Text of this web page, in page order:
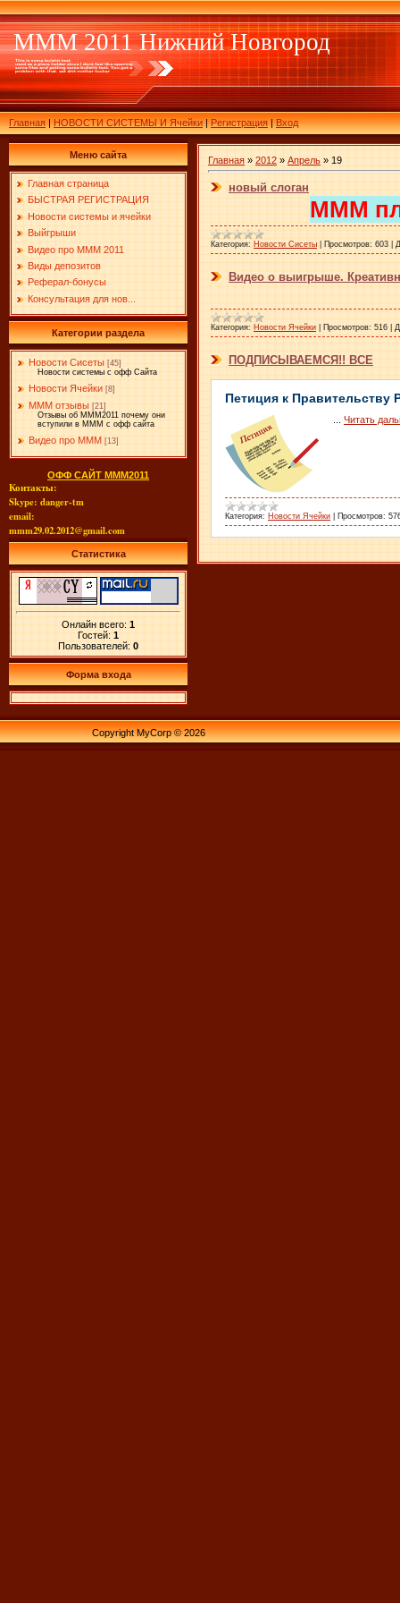
МММ 2011 Нижний Новгород
Главная|НОВОСТИ СИСТЕМЫ И Ячейки|Регистрация|Вход
Меню сайта
Главная страница
БЫСТРАЯ РЕГИСТРАЦИЯ
Новости системы и ячейки
Выйгрыши
Видео про МММ 2011
Виды депозитов
Реферал-бонусы
Консультация для нов...
Категории раздела
Новости Сисеты [45]
Новости системы с офф Сайта
Новости Ячейки [8]
МММ отзывы [21]
Отзывы об МММ2011 почему они
вступили в МММ с офф сайта
Видео про МММ [13]
ОФФ САЙТ МММ2011
Контакты:
Skype: danger-tm
email:
mmm29.02.2012@gmail.com
Статистика
Онлайн всего: 1
Гостей: 1
Пользователей: 0
Форма входа
Главная » 2012 » Апрель » 19
новый слоган
МММ
Категория: Новости Сисеты Просмотров: 603
Видео о выигрыше.
Категория: Новости Ячейки Просмотров: 516
ПОДПИСЫВАЕМСЯ!! ВСЕ
Петиция к Правительству
Читать
Категория: Новости Ячейки Просмотров:
Copyright MyCorp © 2026